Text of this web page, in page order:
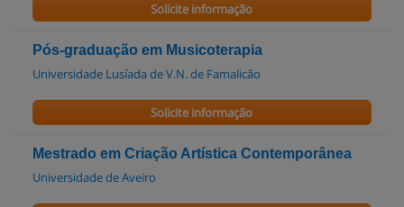
Solicite informação
Pós-graduação em Musicoterapia
Universidade Lusíada de V.N. de Famalicão
Solicite informação
Mestrado em Criação Artística Contemporânea
Universidade de Aveiro